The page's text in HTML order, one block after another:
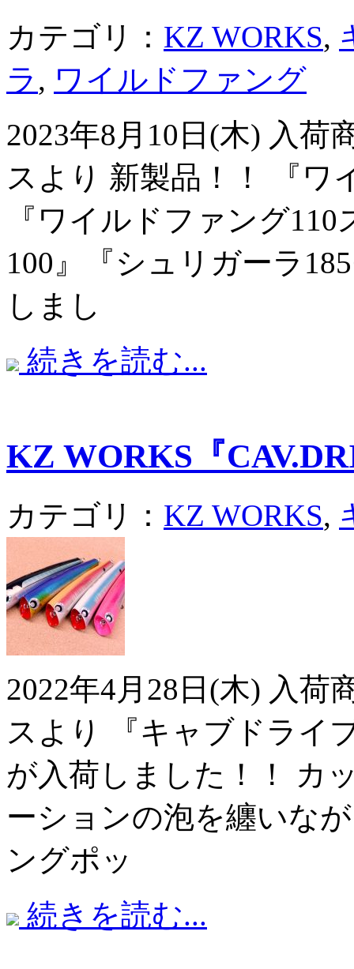
カテゴリ： KZ WORKS,
ラ , ワイルドファング
2023年8月10日(木) 入荷
スより 新製品！！ 『ワ
『ワイルドファング
100』『シュリガーラ
しまし
続きを読む...
KZ WORKS『
カテゴリ： KZ WORKS,
2022年4月28日(木) 入荷
スより 『キャブドライ
が入荷しました！！ カ
ーションの泡を纏いな
ングポッ
続きを読む...